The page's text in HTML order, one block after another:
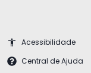
Acessibilidade
Central de Ajuda